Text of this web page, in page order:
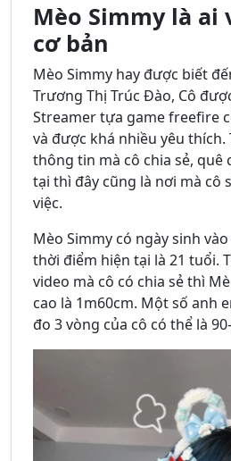
Mèo Simmy là
cơ bản
Mèo Simmy hay được biết
Trương Thị Trúc Đào, Cô
Streamer tựa game freefire
và được khá nhiều yêu
thông tin mà cô chia sẻ, quê
tại thì đây cũng là nơi mà cô
việc.
Mèo Simmy có ngày sinh
thời điểm hiện tại là 21 tuổi.
video mà cô có chia sẻ thì
cao là 1m60cm. Một số anh
đo 3 vòng của cô có thể là